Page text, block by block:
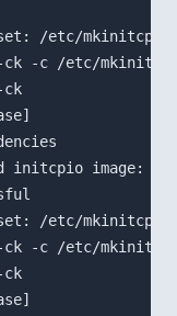
/etc/
-c /etc/
initcpio image:
/etc/
-c /etc/